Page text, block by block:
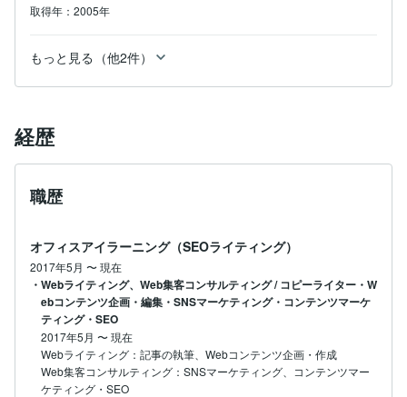
取得年：2005年
もっと見る（他2件）
経歴
職歴
オフィスアイラーニング（SEOライティング）
2017年5月 〜現在
・Webライティング、Web集客コンサルティング / コピーライター・W
ebコンテンツ企画・編集・SNSマーケティング・コンテンツマーケ
ティング・SEO
2017年5月 〜現在
Webライティング：記事の執筆、Webコンテンツ企画・作成
Web集客コンサルティング：SNSマーケティング、コンテンツマー
ケティング・SEO